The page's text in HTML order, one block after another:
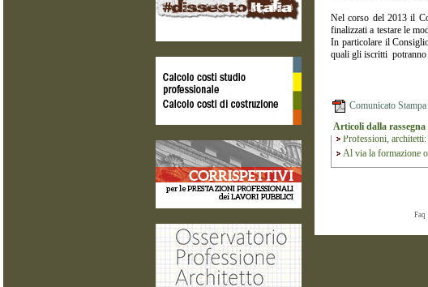
Nel corso del 2013 il
finalizzati a testare le
In particolare il
quali gli iscritti potranno
Comunicato
Articoli dalla
Professioni,
Al via la formazione
Faq